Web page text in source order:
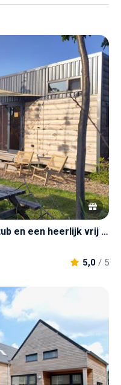
Tiny house op wielen met hottub en een heerlijk vrij uitzicht
5,0 / 5